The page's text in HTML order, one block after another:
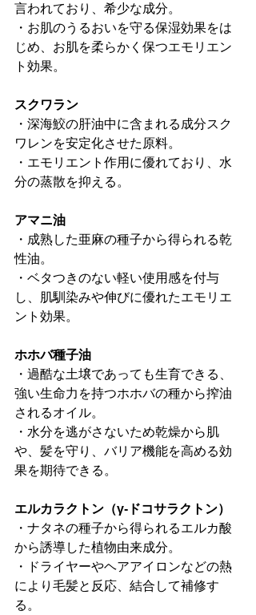
言われており、希少な成分。
・お肌のうるおいを守る保湿効果をは
じめ、お肌を柔らかく保つエモリエン
ト効果。
スクワラン
・深海鮫の肝油中に含まれる成分スク
ワレンを安定化させた原料。
・エモリエント作用に優れており、水
分の蒸散を抑える。
アマニ油
・成熟した亜麻の種子から得られる乾
性油。
・ベタつきのない軽い使用感を付与
し、肌馴染みや伸びに優れたエモリエ
ント効果。
ホホバ種子油
・過酷な土壌であっても生育できる、
強い生命力を持つホホバの種から搾油
されるオイル。
・水分を逃がさないため乾燥から肌
や、髪を守り、バリア機能を高める効
果を期待できる。
エルカラクトン（γ‐ドコサラクトン）
・ナタネの種子から得られるエルカ酸
から誘導した植物由来成分。
・ドライヤーやヘアアイロンなどの熱
により毛髪と反応、結合して補修す
る。